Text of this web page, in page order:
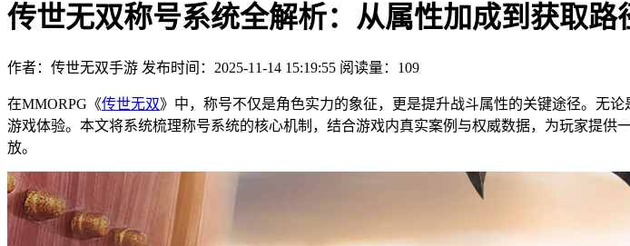
传世无双称号系统全解析：从属性加成到获取路
作者：传世无双手游 发布时间：2025-11-14 15:19:55 阅读量： 109
在MMORPG《传世无双》中，称号不仅是角色实力的象征，更是提升战斗属性的关键途径。无
游戏体验。本文将系统梳理称号系统的核心机制，结合游戏内真实案例与权威数据，为玩家提
放。